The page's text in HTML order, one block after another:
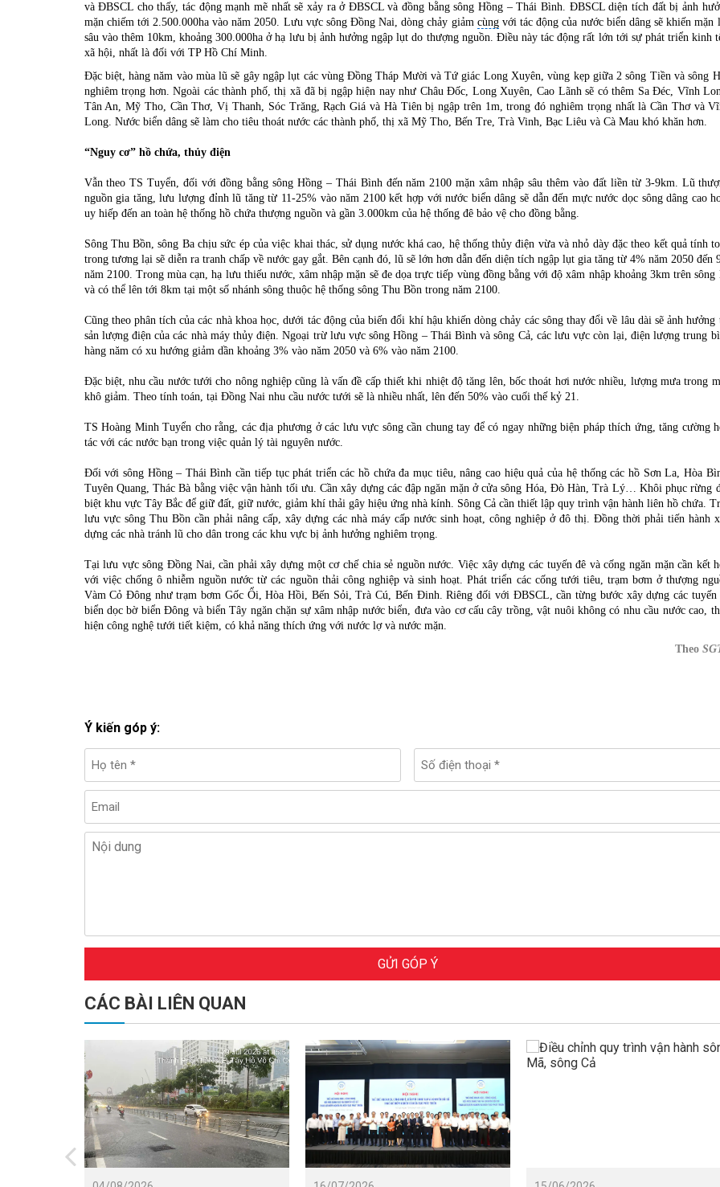
và ĐBSCL cho thấy, tác động mạnh mẽ nhất sẽ xảy ra ở ĐBSCL và đồng bằng sông Hồng – Thái Bình. ĐBSCL diện tích đất bị ảnh
mặn chiếm tới 2.500.000ha vào năm 2050. Lưu vực sông Đồng Nai, dòng chảy giảm cùngvới tác động của nước biển dâng sẽ khiến mặn
sâu vào thêm 10km, khoảng 300.000ha ở hạ lưu bị ảnh hưởng ngập lụt do thượng nguồn. Điều này tác động rất lớn tới sự phát triển kinh
xã hội, nhất là đối với TP Hồ Chí Minh.
Đặc biệt, hàng năm vào mùa lũ sẽ gây ngập lụt các vùng Đồng Tháp Mười và Tứ giác Long Xuyên, vùng kẹp giữa 2 sông Tiền và sông
nghiêm trọng hơn. Ngoài các thành phố, thị xã đã bị ngập hiện nay như Châu Đốc, Long Xuyên, Cao Lãnh sẽ có thêm Sa Đéc, Vĩnh
Tân An, Mỹ Tho, Cần Thơ, Vị Thanh, Sóc Trăng, Rạch Giá và Hà Tiên bị ngập trên 1m, trong đó nghiêm trọng nhất là Cần Thơ và
Long. Nước biển dâng sẽ làm cho tiêu thoát nước các thành phố, thị xã Mỹ Tho, Bến Tre, Trà Vinh, Bạc Liêu và Cà Mau khó khăn hơn.
“Nguy cơ” hồ chứa, thủy điện
Vẫn theo TS Tuyển, đối với đồng bằng sông Hồng – Thái Bình đến năm 2100 mặn xâm nhập sâu thêm vào đất liền từ 3-9km. Lũ
nguồn gia tăng, lưu lượng đỉnh lũ tăng từ 11-25% vào năm 2100 kết hợp với nước biển dâng sẽ dẫn đến mực nước dọc sông dâng cao
uy hiếp đến an toàn hệ thống hồ chứa thượng nguồn và gần 3.000km của hệ thống đê bảo vệ cho đồng bằng.
Sông Thu Bồn, sông Ba chịu sức ép của việc khai thác, sử dụng nước khá cao, hệ thống thủy điện vừa và nhỏ dày đặc theo kết quả tính
trong tương lại sẽ diễn ra tranh chấp về nước gay gắt. Bên cạnh đó, lũ sẽ lớn hơn dẫn đến diện tích ngập lụt gia tăng từ 4% năm 2050 đến
năm 2100. Trong mùa cạn, hạ lưu thiếu nước, xâm nhập mặn sẽ đe dọa trực tiếp vùng đồng bằng với độ xâm nhập khoảng 3km trên sông
và có thể lên tới 8km tại một số nhánh sông thuộc hệ thống sông Thu Bồn trong năm 2100.
Cũng theo phân tích của các nhà khoa học, dưới tác động của biến đổi khí hậu khiến dòng chảy các sông thay đổi về lâu dài sẽ ảnh hưởng
sản lượng điện của các nhà máy thủy điện. Ngoại trừ lưu vực sông Hồng – Thái Bình và sông Cả, các lưu vực còn lại, điện lượng trung
hàng năm có xu hướng giảm dần khoảng 3% vào năm 2050 và 6% vào năm 2100.
Đặc biệt, nhu cầu nước tưới cho nông nghiệp cũng là vấn đề cấp thiết khi nhiệt độ tăng lên, bốc thoát hơi nước nhiều, lượng mưa trong
khô giảm. Theo tính toán, tại Đồng Nai nhu cầu nước tưới sẽ là nhiều nhất, lên đến 50% vào cuối thế kỷ 21.
TS Hoàng Minh Tuyển cho rằng, các địa phương ở các lưu vực sông cần chung tay để có ngay những biện pháp thích ứng, tăng cường
tác với các nước bạn trong việc quản lý tài nguyên nước.
Đối với sông Hồng – Thái Bình cần tiếp tục phát triển các hồ chứa đa mục tiêu, nâng cao hiệu quả của hệ thống các hồ Sơn La, Hòa
Tuyên Quang, Thác Bà bằng việc vận hành tối ưu. Cần xây dựng các đập ngăn mặn ở cửa sông Hóa, Đò Hàn, Trà Lý… Khôi phục rừng
biệt khu vực Tây Bắc để giữ đất, giữ nước, giảm khí thải gây hiệu ứng nhà kính. Sông Cả cần thiết lập quy trình vận hành liên hồ chứa.
lưu vực sông Thu Bồn cần phải nâng cấp, xây dựng các nhà máy cấp nước sinh hoạt, công nghiệp ở đô thị. Đồng thời phải tiến hành
dựng các nhà tránh lũ cho dân trong các khu vực bị ảnh hưởng nghiêm trọng.
Tại lưu vực sông Đồng Nai, cần phải xây dựng một cơ chế chia sẻ nguồn nước. Việc xây dựng các tuyến đê và cống ngăn mặn cần kết
với việc chống ô nhiễm nguồn nước từ các nguồn thải công nghiệp và sinh hoạt. Phát triển các cống tưới tiêu, trạm bơm ở thượng
Vàm Cỏ Đông như trạm bơm Gốc Ổi, Hòa Hồi, Bến Sỏi, Trà Cú, Bến Đinh. Riêng đối với ĐBSCL, cần từng bước xây dựng các tuyến
biển dọc bờ biển Đông và biển Tây ngăn chặn sự xâm nhập nước biển, đưa vào cơ cấu cây trồng, vật nuôi không có nhu cầu nước cao,
hiện công nghệ tưới tiết kiệm, có khả năng thích ứng với nước lợ và nước mặn.
Theo
Ý kiến góp ý:
GỬI GÓP Ý
CÁC BÀI LIÊN QUAN